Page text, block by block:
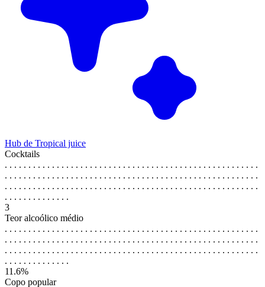
Hub de Tropical juice
Cocktails
. . . . . . . . . . . . . . . . . . . . . . . . . . . . . . . . . . . . . . . . . . . . . . . . . . . . . .
. . . . . . . . . . . . . . . . . . . . . . . . . . . . . . . . . . . . . . . . . . . . . . . . . . . . . .
. . . . . . . . . . . . . . . . . . . . . . . . . . . . . . . . . . . . . . . . . . . . . . . . . . . . . .
. . . . . . . . . . . . . .
3
Teor alcoólico médio
. . . . . . . . . . . . . . . . . . . . . . . . . . . . . . . . . . . . . . . . . . . . . . . . . . . . . .
. . . . . . . . . . . . . . . . . . . . . . . . . . . . . . . . . . . . . . . . . . . . . . . . . . . . . .
. . . . . . . . . . . . . . . . . . . . . . . . . . . . . . . . . . . . . . . . . . . . . . . . . . . . . .
. . . . . . . . . . . . . .
11.6%
Copo popular